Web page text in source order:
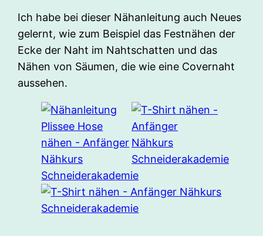
Ich habe bei dieser Nähanleitung auch Neues
gelernt, wie zum Beispiel das Festnähen der
Ecke der Naht im Nahtschatten und das
Nähen von Säumen, die wie eine Covernaht
aussehen.